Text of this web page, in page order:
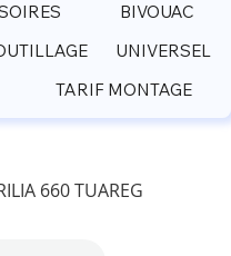
660 TUAREG
BIVOUAC
UNIVERSEL
TARIF MONTAGE